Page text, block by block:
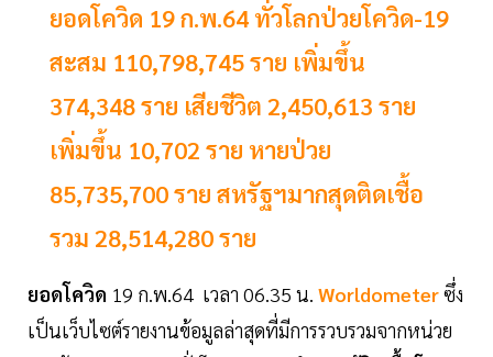
ยอดโควิด 19 ก.พ.64 ทั่วโลกป่วยโควิด-19
สะสม 110,798,745 ราย เพิ่มขึ้น
374,348 ราย เสียชีวิต 2,450,613 ราย
เพิ่มขึ้น 10,702 ราย หายป่วย
85,735,700 ราย สหรัฐฯมากสุดติดเชื้อ
รวม 28,514,280 ราย
ยอดโควิด 19 ก.พ.64 เวลา 06.35 น. Worldometerซึ่ง
เป็นเว็บไซต์รายงานข้อมูลล่าสุดที่มีการรวบรวมจากหน่วย